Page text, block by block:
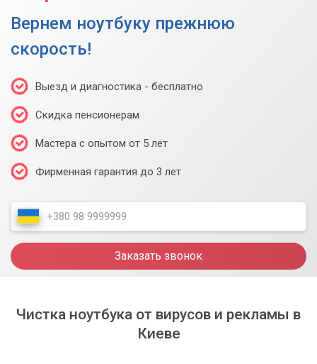
Вернем ноутбуку прежнюю
скорость!
Выезд и диагностика - бесплатно
Скидка пенсионерам
Мастера с опытом от 5 лет
Фирменная гарантия до 3 лет
Заказать звонок
Чистка ноутбука от вирусов и рекламы в
Киеве